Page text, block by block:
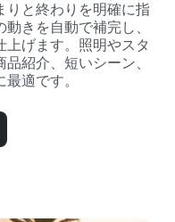
りと終わりを明確に指
きを自動で補完し、
げます。照明やスタ
紹介、短いシーン、
適です。